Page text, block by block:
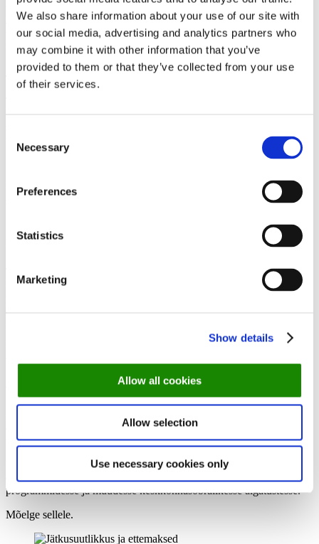
We also share information about your use of our site with
our social media, advertising and analytics partners who
may combine it with other information that you’ve
provided to them or that they’ve collected from your use
of their services.
Selection
Necessary
Preferences
Statistics
Marketing
Show details
Allow all cookies
Allow selection
Use necessary cookies only
tõenäolisemalt vastutustundlikumad oma broneeringu
ajakohastamisel, kui plaanid peaksid muutuma. See soodustab
tähelepanelikku suhtumist ressurssidesse, nagu toit, mis sõltuvad
nende kohustusest.
4) Jätkusuutlikkuse ühtlustamine
Mõelge kommunaalkuludele, nagu vesi ja energia, mida on vaja
5) Potentsiaalsete jäätmete muutmine kogukonnale
kasulikuks
Tänu selgemale ettekujutusele külaliste arvust saavad restoranid
nautida täpsuse rõõmu. Vähem ülejääke tähendab targemat
armastuse levitamiseks kui koostöö kohalike
Muudame võimalikud jäätmed imelisteks toitudeks neile, kes seda
6) Kui finantsstabiilsus kohtub roheliste algatustega
et võtta kasutusele keskkonnasõbralikke tavasid ja ettemaksud
võivad sellele stabiilsusele kaasa aidata!
Paremate rahaliste vahendite korral võiksid restoranid investeerida
energiatõhusatesse seadmetesse, jäätmetekke vähendamise
programmidesse ja muudesse keskkonnasõbralikesse algatustesse.
Mõelge sellele.